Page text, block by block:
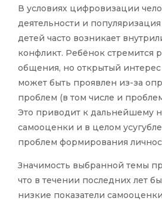
В условиях цифровизации
деятельности и
детей часто возникает
конфликт. Ребёнок стремится
общения, но открытый
может быть проявлен из-за
проблем (в том числе и
Это приводит к дальнейшему
самооценки и в целом
проблем формирования
Значимость выбранной темы
что в течении последних лет
низкие показатели